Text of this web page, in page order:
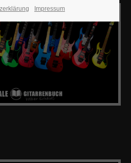
Impressum